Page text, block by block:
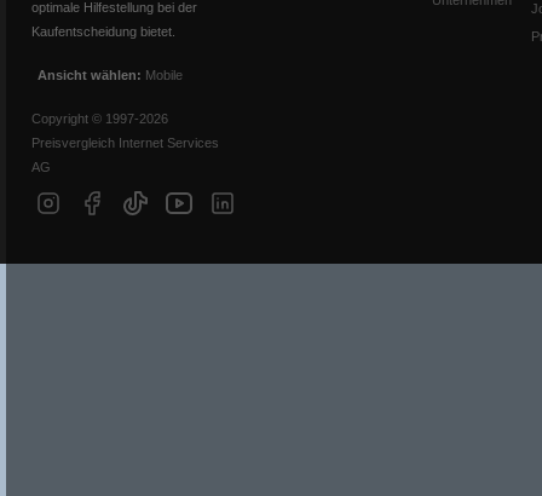
optimale Hilfestellung bei der
Kaufentscheidung bietet.
Ansicht wählen: Mobile
Copyright © 1997-2026
Preisvergleich Internet Services
AG